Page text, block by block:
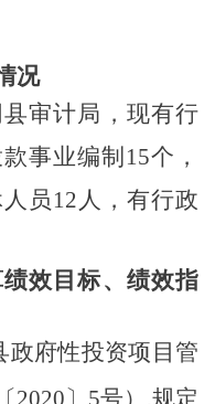
况
审计局，现有行
事业编制 15个，
员 1 2 人 ，有行政
绩效目标、绩效指
政府性投资项目管
2020〕5号） ,规定